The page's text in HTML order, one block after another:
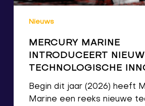
Nieuws
MERCURY MARINE
INTRODUCEERT
TECHNOLOGISCHE
Begin dit jaar (2026) heeft
Marine een reeks nieuwe